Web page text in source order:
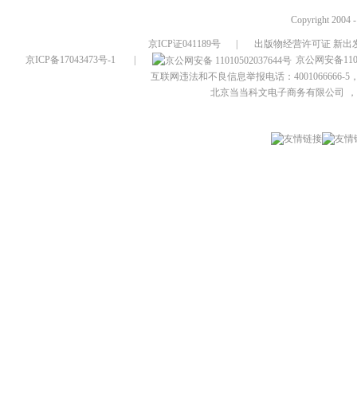
Copyright 2004
京ICP证041189号
出版物经营许可证 新出
京ICP备17043473号-1
京公网安备
互联网违法和不良信息举报电话：4001066666-5
北京当当科文电子商务有限公司